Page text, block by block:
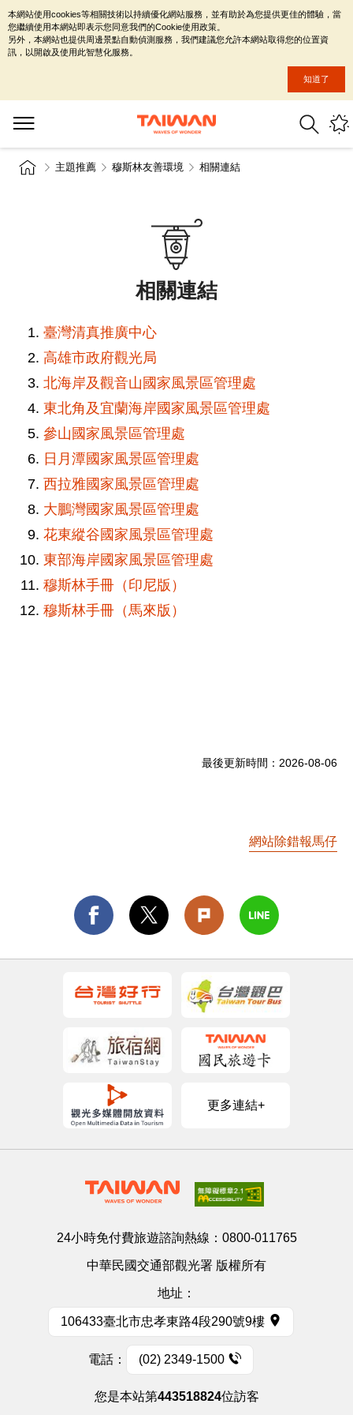
主題推薦 穆斯林友善環境 相關連結
相關連結
臺灣清真推廣中心
高雄市政府觀光局
北海岸及觀音山國家風景區管理處
東北角及宜蘭海岸國家風景區管理處
參山國家風景區管理處
日月潭國家風景區管理處
西拉雅國家風景區管理處
大鵬灣國家風景區管理處
花東縱谷國家風景區管理處
東部海岸國家風景區管理處
穆斯林手冊（印尼版）
穆斯林手冊（馬來版）
最後更新時間： 2026-08-06
網站除錯報馬仔
更多連結+
24小時免付費旅遊諮詢熱線： 0800-011765
中華民國交通部觀光署 版權所有
地址：
106433臺北市忠孝東路4段290號9樓
電話： (02) 2349-1500
您是本站第443518824位訪客
本網站使用cookies等相關技術以持續優化網站服務，並有助於為您提供更佳的體驗，當
您繼續使用本網站即表示您同意我們的Cookie使用政策。
另外，本網站也提供周邊景點自動偵測服務，我們建議您允許本網站取得您的位置資
訊，以開啟及使用此智慧化服務。
知道了